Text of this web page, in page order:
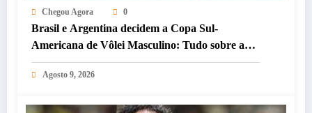
Chegou Agora 0
Brasil e Argentina decidem a Copa Sul-
Americana de Vôlei Masculino: Tudo sobre a
Final!
Agosto 9, 2026